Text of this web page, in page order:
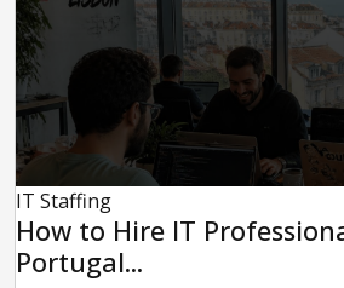
IT Staffing
How to Hire IT
Portugal...